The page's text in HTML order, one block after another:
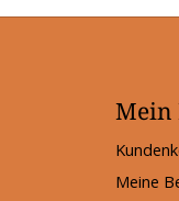
Mein
Meine